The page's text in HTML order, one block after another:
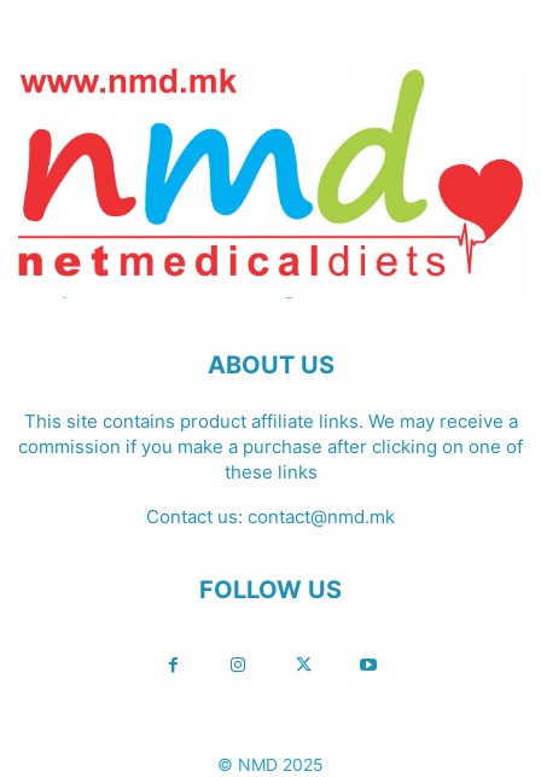
ABOUT US
This site contains product affiliate links. We may receive a
commission if you make a purchase after clicking on one of
these links
Contact us: contact@nmd.mk
FOLLOW US
© NMD 2025